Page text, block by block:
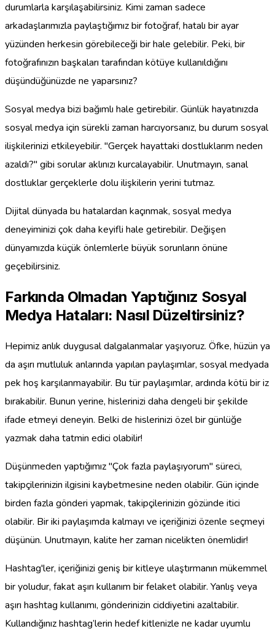
durumlarla karşılaşabilirsiniz. Kimi zaman sadece
arkadaşlarımızla paylaştığımız bir fotoğraf, hatalı bir ayar
yüzünden herkesin görebileceği bir hale gelebilir. Peki, bir
fotoğrafınızın başkaları tarafından kötüye kullanıldığını
düşündüğünüzde ne yaparsınız?
Sosyal medya bizi bağımlı hale getirebilir. Günlük hayatınızda
sosyal medya için sürekli zaman harcıyorsanız, bu durum sosyal
ilişkilerinizi etkileyebilir. "Gerçek hayattaki dostluklarım neden
azaldı?" gibi sorular aklınızı kurcalayabilir. Unutmayın, sanal
dostluklar gerçeklerle dolu ilişkilerin yerini tutmaz.
Dijital dünyada bu hatalardan kaçınmak, sosyal medya
deneyiminizi çok daha keyifli hale getirebilir. Değişen
dünyamızda küçük önlemlerle büyük sorunların önüne
geçebilirsiniz.
Farkında Olmadan Yaptığınız Sosyal
Medya Hataları: Nasıl Düzeltirsiniz?
Hepimiz anlık duygusal dalgalanmalar yaşıyoruz. Öfke, hüzün ya
da aşırı mutluluk anlarında yapılan paylaşımlar, sosyal medyada
pek hoş karşılanmayabilir. Bu tür paylaşımlar, ardında kötü bir iz
bırakabilir. Bunun yerine, hislerinizi daha dengeli bir şekilde
ifade etmeyi deneyin. Belki de hislerinizi özel bir günlüğe
yazmak daha tatmin edici olabilir!
Düşünmeden yaptığımız "Çok fazla paylaşıyorum" süreci,
takipçilerinizin ilgisini kaybetmesine neden olabilir. Gün içinde
birden fazla gönderi yapmak, takipçilerinizin gözünde itici
olabilir. Bir iki paylaşımda kalmayı ve içeriğinizi özenle seçmeyi
düşünün. Unutmayın, kalite her zaman nicelikten önemlidir!
Hashtag'ler, içeriğinizi geniş bir kitleye ulaştırmanın mükemmel
bir yoludur, fakat aşırı kullanım bir felaket olabilir. Yanlış veya
aşırı hashtag kullanımı, gönderinizin ciddiyetini azaltabilir.
Kullandığınız hashtag’lerin hedef kitlenizle ne kadar uyumlu